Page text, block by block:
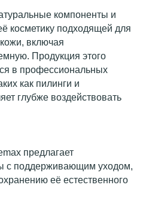
компоненты и
косметику подходящей для
включая
Продукция этого
в профессиональных
как пилинги и
глубже воздействовать
предлагает
с поддерживающим уходом,
её естественного